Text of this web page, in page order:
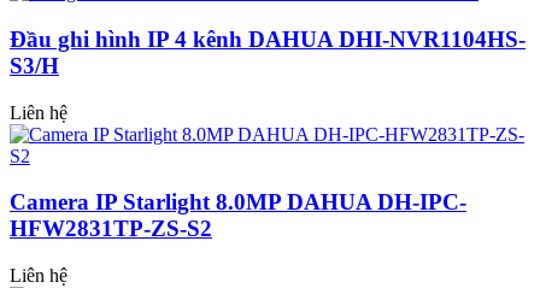
Đầu ghi hình IP 4 kênh DAHUA DHI-NVR1104HS-
S3/H
Liên hệ
Camera IP Starlight 8.0MP DAHUA DH-IPC-
HFW2831TP-ZS-S2
Liên hệ